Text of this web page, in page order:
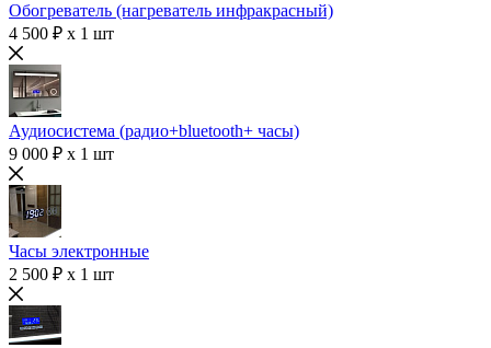
Обогреватель (нагреватель инфракрасный)
4 500 ₽ x 1 шт
Аудиосистема (радио+bluetooth+ часы)
9 000 ₽ x 1 шт
Часы электронные
2 500 ₽ x 1 шт